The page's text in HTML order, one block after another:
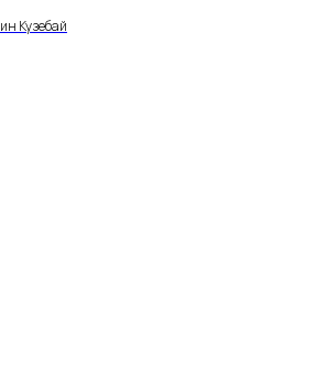
Кузебай